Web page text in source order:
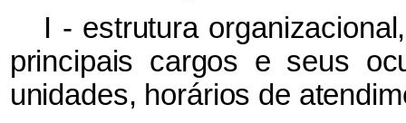
I - estrutura
principais cargos e seus
unidades, horários de